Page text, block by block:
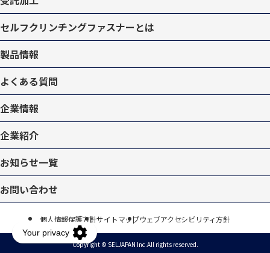
セルフクリンチングファスナーとは
製品情報
よくある質問
企業情報
企業紹介
お知らせ一覧
お問い合わせ
個人情報保護方針サイトマップウェブアクセシビリティ方針
Copyright © SELJAPAN Inc.All rights reserved.